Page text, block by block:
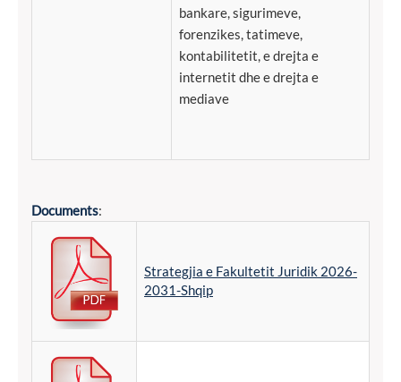
bankare, sigurimeve,
forenzikes, tatimeve,
kontabilitetit, e drejta e
internetit dhe e drejta e
mediave
Documents:
Strategjia e Fakultetit Juridik 2026-
2031-Shqip